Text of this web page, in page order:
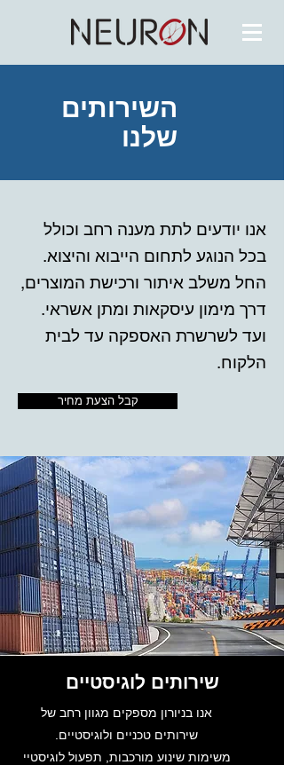
השירותים
שלנו
אנו יודעים לתת מענה רחב וכולל
בכל הנוגע לתחום הייבוא והיצוא.
החל משלב איתור ורכישת המוצרים,
דרך מימון עיסקאות ומתן אשראי.
ועד לשרשרת האספקה עד לבית
הלקוח.
קבל הצעת מחיר
שירותים לוגיסטיים
אנו בניורון מספקים מגוון רחב של
שירותים טכניים ולוגיסטיים.
משימות שינוע מורכבות, תפעול לוגיסטיי